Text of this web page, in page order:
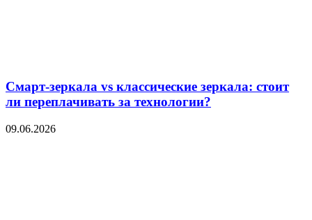
Смарт-зеркала vs классические зеркала: стоит
ли переплачивать за технологии?
09.06.2026